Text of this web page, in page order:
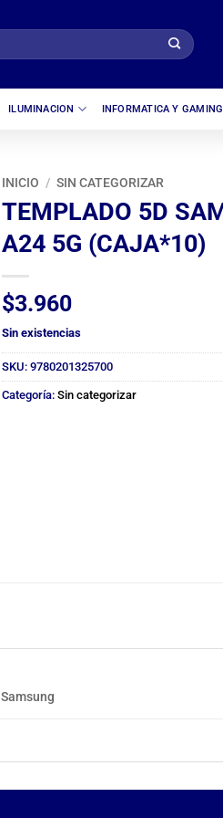
ILUMINACION INFORMATICA Y GAMING
INICIO / SIN CATEGORIZAR
TEMPLADO 5D
A24 5G (CAJA*10)
$3.960
Sin existencias
SKU: 9780201325700
Categoría: Sin categorizar
Samsung